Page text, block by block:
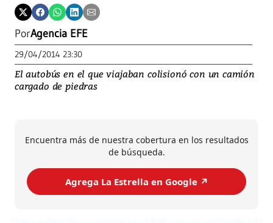
PorAgencia EFE
29/04/2014 23:30
El autobús en el que viajaban colisionó con un camión
cargado de piedras
Encuentra más de nuestra cobertura en los resultados
de búsqueda.
Agrega La Estrella en Google ↗️